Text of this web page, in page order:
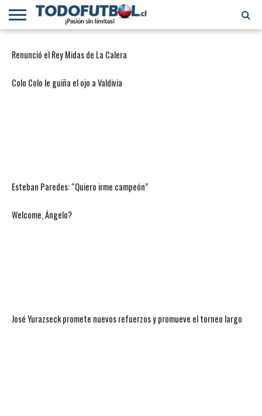
DIVISIÓN
PRIMERA
B
SELECCIÓN
CHILENA
CHILENOS
EN EL
FÚTBOL
INTERNACIONAL
Renunció el Rey Midas de La Calera
Colo Colo le guiña el ojo a Valdivia
Esteban Paredes: “Quiero irme campeón”
Welcome, Ángelo?
José Yurazseck promete nuevos refuerzos y promueve el torneo largo